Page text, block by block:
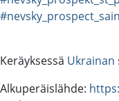
Keräyksessä Ukrainan
Alkuperäislähde: